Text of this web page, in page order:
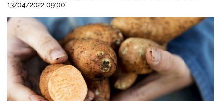
13/04/2022 09:00